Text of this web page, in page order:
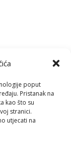
poput
Pristanak na
kao što su
stranici.
utjecati na